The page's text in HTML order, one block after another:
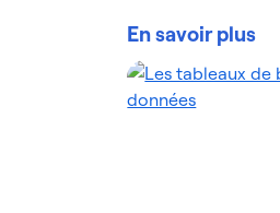
En savoir plus